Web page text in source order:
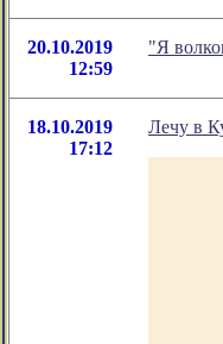
20.10.2019
12:59
"Я
18.10.2019
17:12
Лечу в